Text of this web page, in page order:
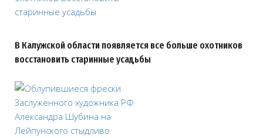
В Калужской области появляется все больше охотников
восстановить старинные усадьбы